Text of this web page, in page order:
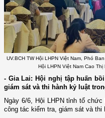
UV.BCH TW Hội LHPN Việt Nam, Phó
Hội LHPN Việt Nam Cao
- Gia Lai: Hội nghị tập huấn
giám sát và thi hành kỷ luật
Ngày 6/6, Hội LHPN tỉnh tổ
công tác kiểm tra, giám sát và thi